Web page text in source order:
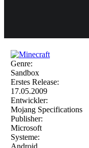
Genre:
Sandbox
Erstes Release:
17.05.2009
Entwickler:
Mojang Specifications
Publisher:
Microsoft
Systeme:
Android